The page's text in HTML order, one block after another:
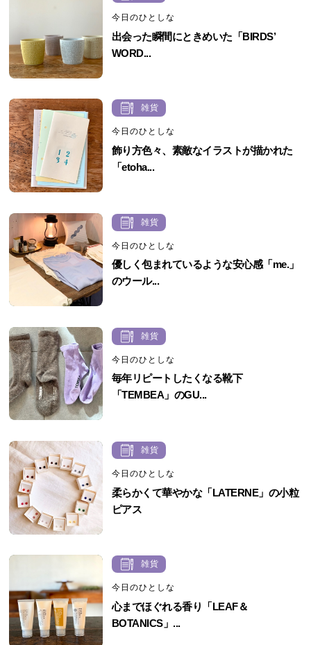
今日のひとしな
出会った瞬間にときめいた「BIRDS’
WORD...
雑貨
今日のひとしな
飾り方色々、素敵なイラストが描かれた
「etoha...
雑貨
今日のひとしな
優しく包まれているような安心感「me.」
のウール...
雑貨
今日のひとしな
毎年リピートしたくなる靴下
「TEMBEA」のGU...
雑貨
今日のひとしな
柔らかくて華やかな「LATERNE」の小粒
ピアス
雑貨
今日のひとしな
心までほぐれる香り「LEAF＆
BOTANICS」...